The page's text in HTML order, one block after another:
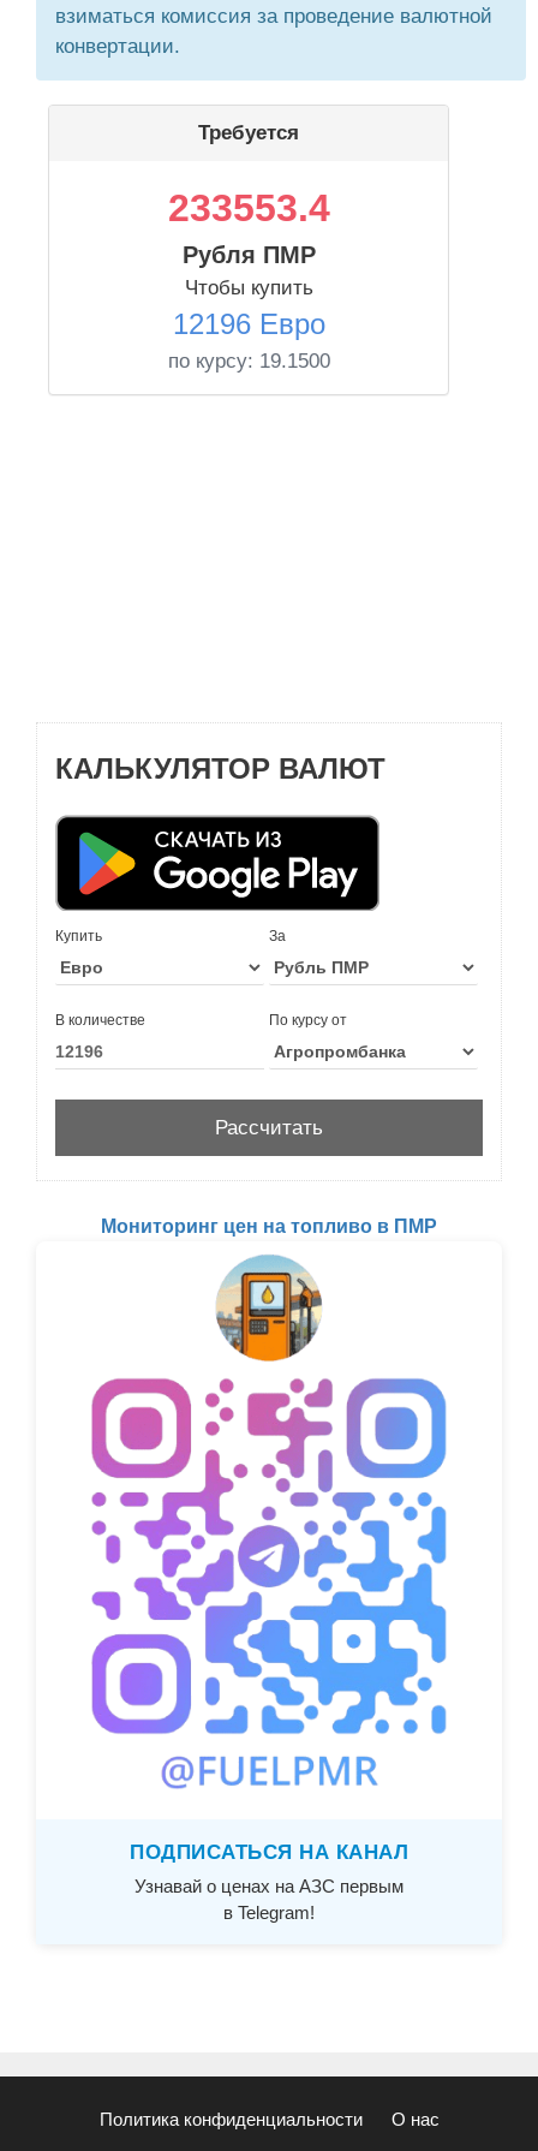
взиматься комиссия за проведение валютной
конвертации.
Требуется
233553.4
Рубля ПМР
Чтобы купить
12196 Евро
по курсу: 19.1500
КАЛЬКУЛЯТОР ВАЛЮТ
Купить За
В количестве По курсу от
Мониторинг цен на топливо в ПМР
ПОДПИСАТЬСЯ НА КАНАЛ
Узнавай о ценах на АЗС первым
в Telegram!
Политика конфиденциальности О нас